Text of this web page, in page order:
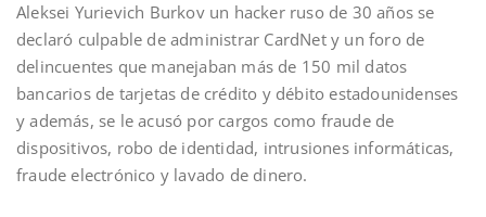
Aleksei Yurievich Burkov un hacker ruso de 30 años se
declaró culpable de administrar CardNet y un foro de
delincuentes que manejaban más de 150 mil datos
bancarios de tarjetas de crédito y débito estadounidenses
y además, se le acusó por cargos como fraude de
dispositivos, robo de identidad, intrusiones informáticas,
fraude electrónico y lavado de dinero.